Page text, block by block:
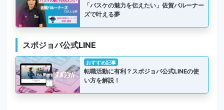
「バスケの魅力を伝えたい」佐賀バルーナー
ズで叶える夢
スポジョバ公式LINE
おすすめ記事
転職活動に有利？スポジョバ公式LINEの使
い方を解説！